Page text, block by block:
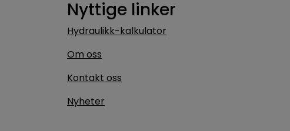
Nyttige linker
Hydraulikk-kalkulator
Om oss
Kontakt oss
Nyheter